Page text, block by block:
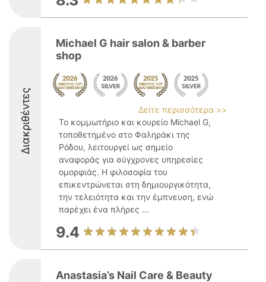
Διακριθέντες
Michael G hair salon & barber
shop
Δείτε περισσότερα >>
Το κομμωτήριο και κουρείο Michael G,
τοποθετημένο στο Φαληράκι της
Ρόδου, λειτουργεί ως σημείο
αναφοράς για σύγχρονες υπηρεσίες
ομορφιάς. Η φιλοσοφία του
επικεντρώνεται στη δημιουργικότητα,
την τελειότητα και την έμπνευση, ενώ
παρέχει ένα πλήρες ...
9.4
Anastasia’s Nail Care & Beauty